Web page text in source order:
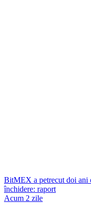
BitMEX a petrecut doi ani
închidere: raport
Acum 2 zile